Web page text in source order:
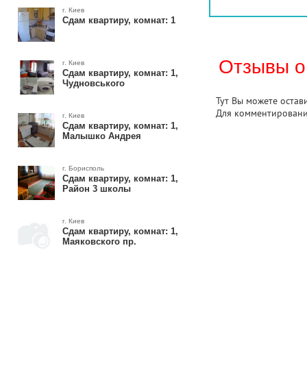
г. Киев
Сдам квартиру, комнат: 1
г. Киев
Сдам квартиру, комнат: 1,
Чудновського
г. Киев
Сдам квартиру, комнат: 1,
Малышко Андрея
г. Борисполь
Сдам квартиру, комнат: 1,
Район 3 школы
г. Киев
Сдам квартиру, комнат: 1,
Маяковского пр.
Отзывы о
Тут Вы можете
Для